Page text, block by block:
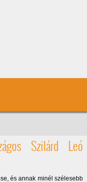
Szilárd Leó
és annak minél szélesebb